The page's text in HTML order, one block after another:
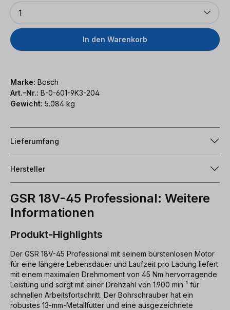
Anzahl
1
In den Warenkorb
Marke: Bosch
Art.-Nr.: B-0-601-9K3-204
Gewicht: 5.084 kg
Lieferumfang
Hersteller
GSR 18V-45 Professional: Weitere
Informationen
Produkt-Highlights
Der GSR 18V-45 Professional mit seinem bürstenlosen Motor
für eine längere Lebensdauer und Laufzeit pro Ladung liefert
mit einem maximalen Drehmoment von 45 Nm hervorragende
Leistung und sorgt mit einer Drehzahl von 1.900 min⁻¹ für
schnellen Arbeitsfortschritt. Der Bohrschrauber hat ein
robustes 13-mm-Metallfutter und eine ausgezeichnete